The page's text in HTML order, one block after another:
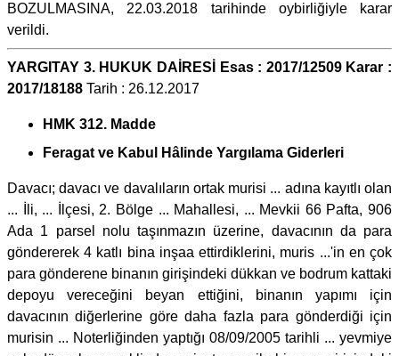
BOZULMASINA, 22.03.2018 tarihinde oybirliğiyle karar
verildi.
YARGITAY 3. HUKUK DAİRESİ Esas : 2017/12509 Karar :
2017/18188 Tarih : 26.12.2017
HMK 312. Madde
Feragat ve Kabul Hâlinde Yargılama Giderleri
Davacı; davacı ve davalıların ortak murisi ... adına kayıtlı olan
... İli, ... İlçesi, 2. Bölge ... Mahallesi, ... Mevkii 66 Pafta, 906
Ada 1 parsel nolu taşınmazın üzerine, davacının da para
göndererek 4 katlı bina inşaa ettirdiklerini, muris ...'in en çok
para gönderene binanın girişindeki dükkan ve bodrum kattaki
depoyu vereceğini beyan ettiğini, binanın yapımı için
davacının diğerlerine göre daha fazla para gönderdiği için
murisin ... Noterliğinden yaptığı 08/09/2005 tarihli ... yevmiye